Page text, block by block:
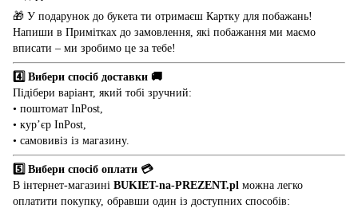
🎁 У подарунок до букета ти отримаєш Картку для побажань!
Напиши в Примітках до замовлення, які побажання ми маємо
вписати – ми зробимо це за тебе!
4️⃣ Вибери спосіб доставки 🚚
Підібери варіант, який тобі зручний:
• поштомат InPost,
• кур’єр InPost,
• самовивіз із магазину.
5️⃣ Вибери спосіб оплати 💳
В інтернет-магазині BUKIET-na-PREZENT.pl можна легко
оплатити покупку, обравши один із доступних способів: